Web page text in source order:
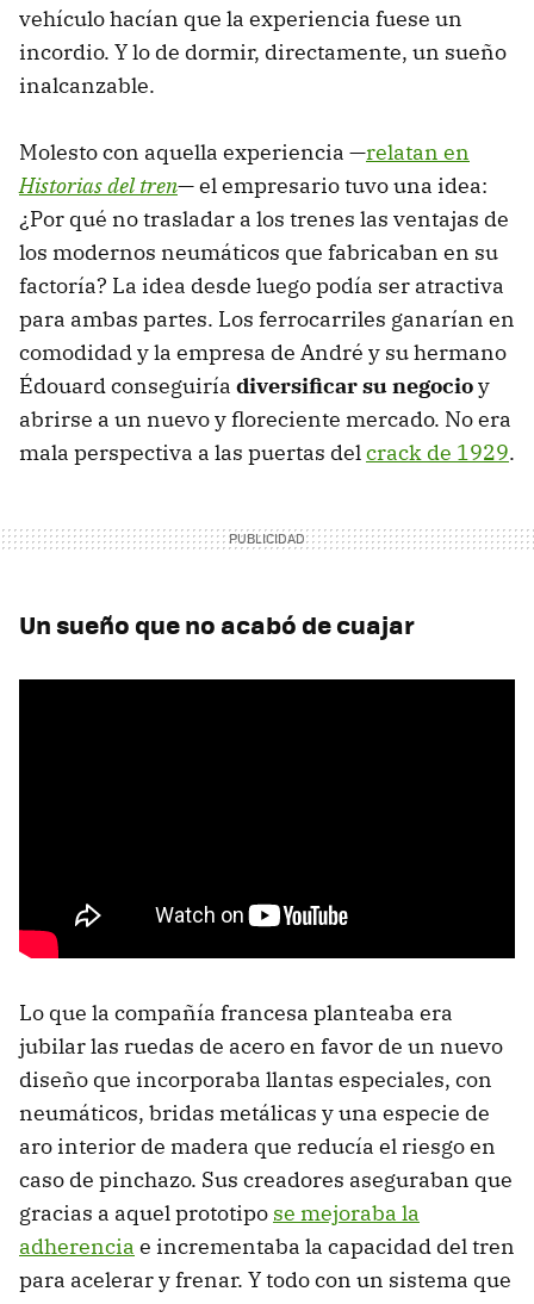
vehículo hacían que la experiencia fuese un
incordio. Y lo de dormir, directamente, un sueño
inalcanzable.
Molesto con aquella experiencia —relatan en
Historias del tren— el empresario tuvo una idea:
¿Por qué no trasladar a los trenes las ventajas de
los modernos neumáticos que fabricaban en su
factoría? La idea desde luego podía ser atractiva
para ambas partes. Los ferrocarriles ganarían en
comodidad y la empresa de André y su hermano
Édouard conseguiría diversificar su negocioy
abrirse a un nuevo y floreciente mercado. No era
mala perspectiva a las puertas delcrack de 1929.
Un sueño que no acabó de cuajar
Lo que la compañía francesa planteaba era
jubilar las ruedas de acero en favor de un nuevo
diseño que incorporaba llantas especiales, con
neumáticos, bridas metálicas y una especie de
aro interior de madera que reducía el riesgo en
caso de pinchazo. Sus creadores aseguraban que
gracias a aquel prototipo se mejoraba la
adherencia e incrementaba la capacidad del tren
para acelerar y frenar. Y todo con un sistema que